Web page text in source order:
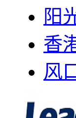
阳
香
风